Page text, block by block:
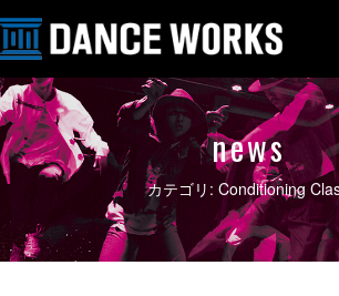
news
カテゴリ: Conditioning